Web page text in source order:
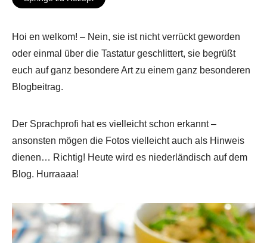
Hoi en welkom! – Nein, sie ist nicht verrückt geworden
oder einmal über die Tastatur geschlittert, sie begrüßt
euch auf ganz besondere Art zu einem ganz besonderen
Blogbeitrag.
Der Sprachprofi hat es vielleicht schon erkannt –
ansonsten mögen die Fotos vielleicht auch als Hinweis
dienen… Richtig! Heute wird es niederländisch auf dem
Blog. Hurraaaa!